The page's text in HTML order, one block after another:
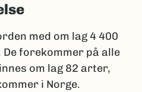
med om lag 4 400
forekommer på alle
om lag 82 arter,
i Norge.